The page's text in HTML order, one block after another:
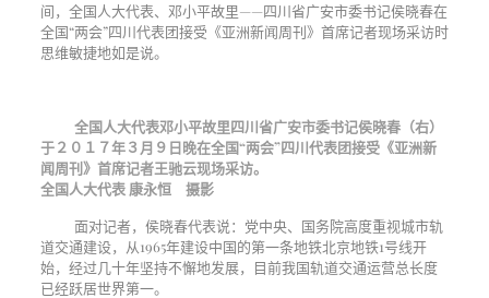
间，全国人大代表、邓小平故里——四川省广安市委书记侯晓春在
全国“两会”四川代表团接受《亚洲新闻周刊》首席记者现场采访时
思维敏捷地如是说。
全国人大代表邓小平故里四川省广安市委书记侯晓春（右）
于２０１７年３月９日晚在全国“两会”四川代表团接受《亚洲新
闻周刊》首席记者王驰云现场采访。
全国人大代表 康永恒 摄影
面对记者，侯晓春代表说：党中央、国务院高度重视城市轨
道交通建设，从1965年建设中国的第一条地铁北京地铁1号线开
始，经过几十年坚持不懈地发展，目前我国轨道交通运营总长度
已经跃居世界第一。